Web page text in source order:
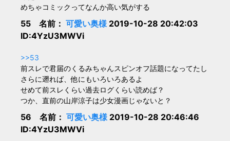
めちゃコミックってなんか高い気がする
55 名前： 可愛い奥様2019-10-28 20:42:03
ID:4YzU3MWVi
>>53
前スレで君届のくるみちゃんスピンオフ話題になってたし
さらに遡れば、他にもいろいろあるよ
せめて前スレくらい過去ログくらい読めば？
つか、直前の山岸涼子は少女漫画じゃないと？
56 名前： 可愛い奥様2019-10-28 20:46:46
ID:4YzU3MWVi